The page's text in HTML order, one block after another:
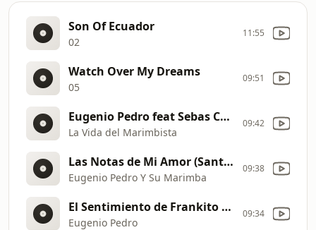
Son Of Ecuador
02
11:55
Watch Over My Dreams
05
09:51
Eugenio Pedro feat Sebas Cristóbal, Desde Laguna Brava, Huehuetenango
La Vida del Marimbista
09:42
Las Notas de Mi Amor (Santa Cruz del Quiché)
Eugenio Pedro Y Su Marimba
09:38
El Sentimiento de Frankito GT. _NUEVO
Eugenio Pedro
09:34